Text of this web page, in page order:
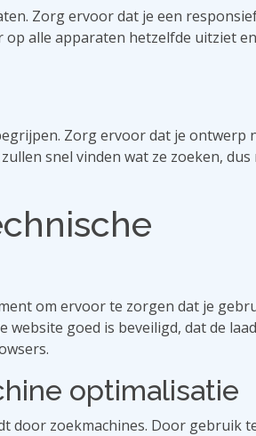
Zorg ervoor dat je een
alle apparaten hetzelfde uitziet
Zorg ervoor dat je ontwerp
snel vinden wat ze zoeken, dus
om ervoor te zorgen dat je
goed is beveiligd, dat de
optimalisatie
door zoekmachines. Door gebruik